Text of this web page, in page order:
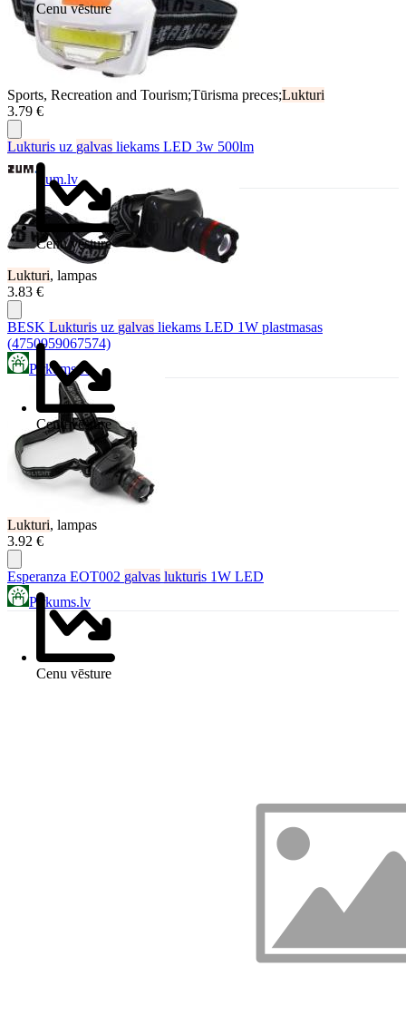
Cenu vēsture
Sports, Recreation and Tourism;Tūrisma preces;Lukturi
3.79 €
Cenu vēsture
Lukturis uz galvas liekams LED 3w 500lm
Zum.lv
Lukturi, lampas
3.83 €
Cenu vēsture
BESK Lukturis uz galvas liekams LED 1W plastmasas
(4750959067574)
Pirkums.lv
Lukturi, lampas
3.92 €
Cenu vēsture
Esperanza EOT002 galvas lukturis 1W LED
Pirkums.lv